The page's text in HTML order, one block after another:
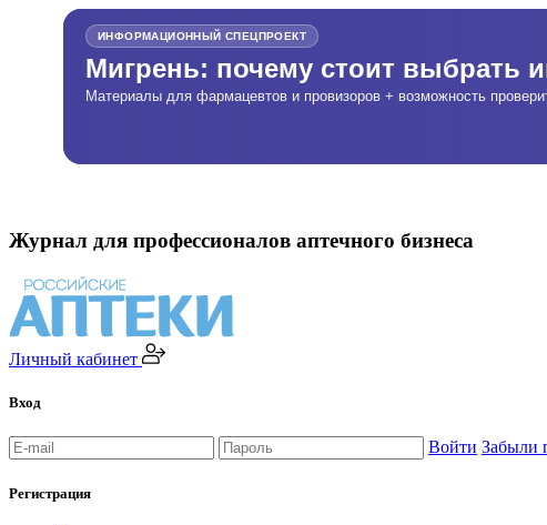
ИНФОРМАЦИОННЫЙ СПЕЦПРОЕКТ
Мигрень: почему стоит выбрать
Материалы для фармацевтов и провизоров + возможность
Журнал для профессионалов аптечного бизнеса
Личный кабинет
Вход
Войти Забыли
Регистрация